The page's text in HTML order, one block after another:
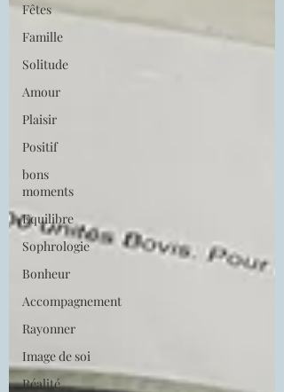
Fêtes
Famille
Solitude
Amour
Plaisir
Positif
bons
moments
Equilibre
Sophrologie
Bonheur
Accompagnement
Rayonner
Image de soi
Réalité